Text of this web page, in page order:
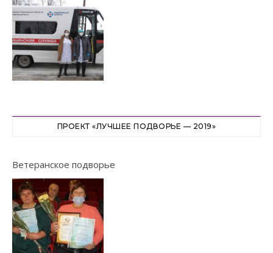
ПРОЕКТ «ЛУЧШЕЕ ПОДВОРЬЕ — 2019»
Ветеранское подворье